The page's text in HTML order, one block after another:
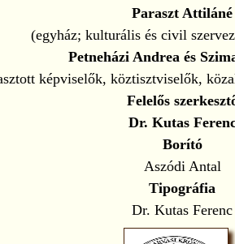
Paraszt Attiláné
(egyház; kulturális és civil
Petneházi Andrea és
képviselők, köztisztviselők,
Felelős
Dr. Kutas
Borító
Aszódi Antal
Tipográfia
Dr. Kutas Ferenc